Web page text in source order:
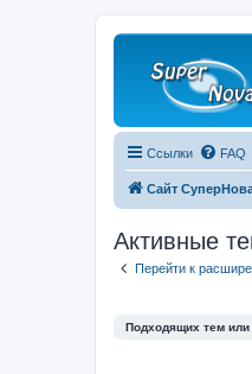
Ссылки FAQ
Сайт
Активные
Перейти к
Подходящих тем или